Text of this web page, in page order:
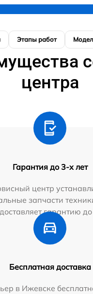
Этапы работ
центра
Гарантия до 3-х лет
центр
запчасти
гарантию до
Бесплатная доставка
в Ижевске